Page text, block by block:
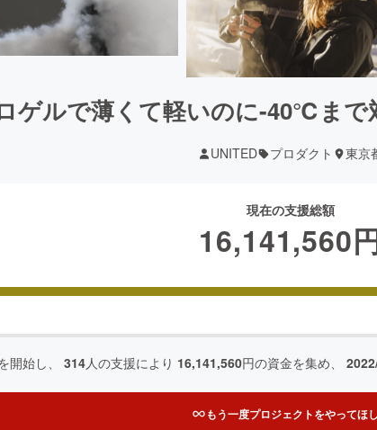
ゲルで薄くて軽いのに-40℃まで
UNITED プロダクト 東京
現在の支援総額
16,141,560
開始し、 314人の支援により 16,141,560円の資金を集め、
もう一度プロジェクトをやってほ